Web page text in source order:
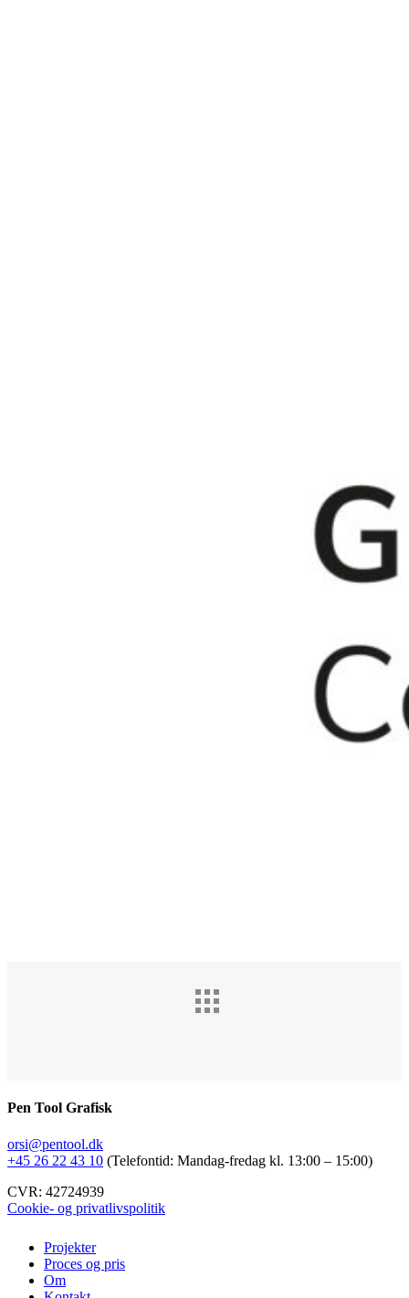
Pen Tool Grafisk
orsi@pentool.dk
+45 26 22 43 10 (Telefontid: Mandag-fredag kl. 13:00 – 15:00)
CVR: 42724939
Cookie- og privatlivspolitik
Close
Menu
Projekter
Proces og pris
Om